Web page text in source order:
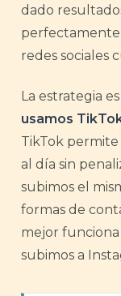
dado
perfectamente
redes sociales
La estrategia
usamos
TikTok
al día sin
subimos el
formas de
mejor
subimos a